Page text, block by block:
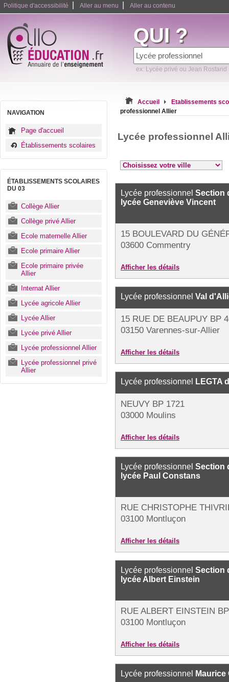
Politique d'accessibilité Aller au menu Aller au contenu
QUI ?
ex: Lycée privé ou Jean Rostand
NAVIGATION
Page d'accueil
Établissements scolaires
ÉTABLISSEMENTS SCOLAIRES
DU 03
Collège Allier
Collège privé Allier
Ecole maternelle Allier
Ecole primaire Allier
Ecole primaire privée
Allier
Internat Allier
Lycée agricole Allier
Lycée Allier
Lycée privé Allier
Lycée professionnel Allier
Lycée professionnel privé
Allier
Accueil
Etablissements
professionnel Allier
Lycée professionnel
Lycée professionnel Section
lycée Geneviève Vincent
15 BOULEVARD DU
03600 Commentry
Afficher les détails
Lycée professionnel Val
15 RUE DE BEAUPUY BP
03150 Varennes-sur-Allier
Afficher les détails
Lycée professionnel LEGTA
NEUVY BP 1721
03000 Moulins
Afficher les détails
Lycée professionnel Section
lycée Paul Constans
RUE CHRISTOPHE
03100 Montluçon
Afficher les détails
Lycée professionnel Section
lycée Albert Einstein
RUE ALBERT EINSTEIN
03100 Montluçon
Afficher les détails
Lycée professionnel Maurice